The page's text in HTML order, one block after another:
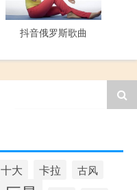
抖音俄罗斯歌曲
十大 卡拉 古风